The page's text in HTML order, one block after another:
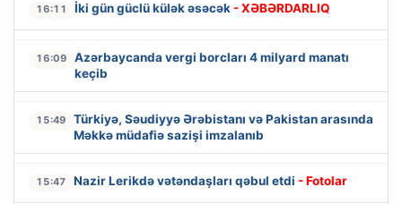
16:11 İki gün güclü külək əsəcək - XƏBƏRDARLIQ
16:09
Azərbaycanda vergi borcları 4 milyard manatı
keçib
15:49
Türkiyə, Səudiyyə Ərəbistanı və Pakistan arasında
Məkkə müdafiə sazişi imzalanıb
15:47 Nazir Lerikdə vətəndaşları qəbul etdi - Fotolar